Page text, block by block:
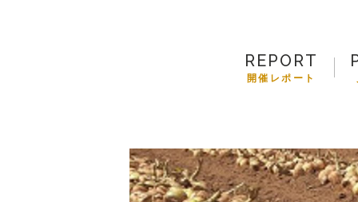
REPORT
開催レポート